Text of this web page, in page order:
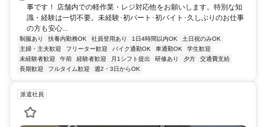
事です！ 店舗内での軽作業・レジ対応他をお願いします。特別な知
識・経験は一切不要。未経験･初パート･初バイト･久しぶりのお仕事
の方も安心...
制服あり 扶養内勤務OK 社員登用あり 1日4時間以内OK
土日祝のみOK
主婦・主夫歓迎
フリーター歓迎 バイク通勤OK 車通勤OK
学生歓迎
未経験者歓迎
午前 経験者歓迎 月1シフト提出 研修あり 夕方
交通費支給
長期歓迎
フルタイム歓迎 週2・3日からOK
派遣社員